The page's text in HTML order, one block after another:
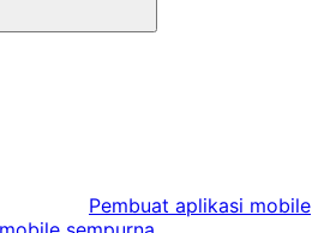
Pembuat aplikasi mobile